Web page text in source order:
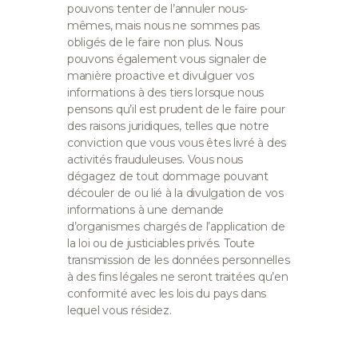
pouvons tenter de l’annuler nous-
mêmes, mais nous ne sommes pas
obligés de le faire non plus. Nous
pouvons également vous signaler de
manière proactive et divulguer vos
informations à des tiers lorsque nous
pensons qu’il est prudent de le faire pour
des raisons juridiques, telles que notre
conviction que vous vous êtes livré à des
activités frauduleuses. Vous nous
dégagez de tout dommage pouvant
découler de ou lié à la divulgation de vos
informations à une demande
d’organismes chargés de l’application de
la loi ou de justiciables privés. Toute
transmission de les données personnelles
à des fins légales ne seront traitées qu’en
conformité avec les lois du pays dans
lequel vous résidez.